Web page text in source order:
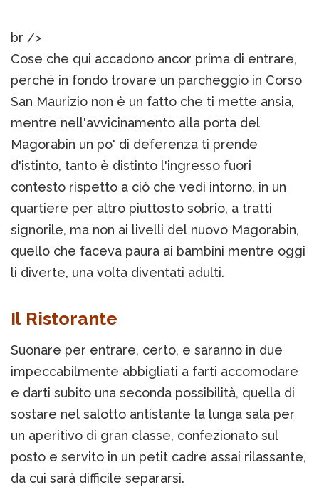
br />
Cose che qui accadono ancor prima di entrare,
perché in fondo trovare un parcheggio in Corso
San Maurizio non è un fatto che ti mette ansia,
mentre nell'avvicinamento alla porta del
Magorabin un po' di deferenza ti prende
d'istinto, tanto è distinto l'ingresso fuori
contesto rispetto a ciò che vedi intorno, in un
quartiere per altro piuttosto sobrio, a tratti
signorile, ma non ai livelli del nuovo Magorabin,
quello che faceva paura ai bambini mentre oggi
li diverte, una volta diventati adulti.
Il Ristorante
Suonare per entrare, certo, e saranno in due
impeccabilmente abbigliati a farti accomodare
e darti subito una seconda possibilità, quella di
sostare nel salotto antistante la lunga sala per
un aperitivo di gran classe, confezionato sul
posto e servito in un petit cadre assai rilassante,
da cui sarà difficile separarsi.